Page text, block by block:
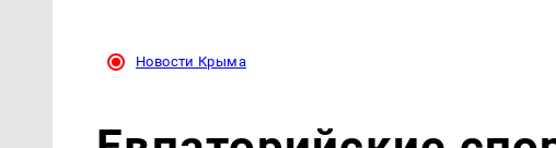
Новости Крыма